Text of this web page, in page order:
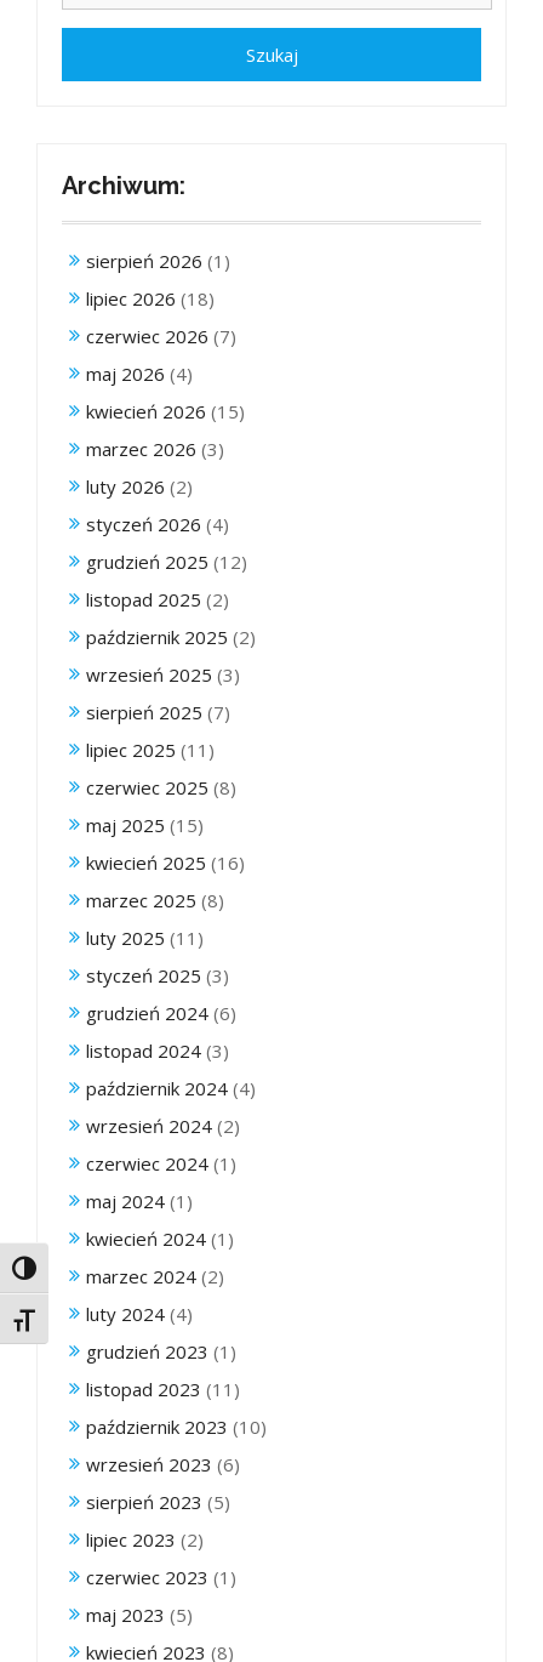
Toggle High Contrast
Toggle Font size
Archiwum:
sierpień 2026 (1)
lipiec 2026 (18)
czerwiec 2026 (7)
maj 2026 (4)
kwiecień 2026 (15)
marzec 2026 (3)
luty 2026 (2)
styczeń 2026 (4)
grudzień 2025 (12)
listopad 2025 (2)
październik 2025 (2)
wrzesień 2025 (3)
sierpień 2025 (7)
lipiec 2025 (11)
czerwiec 2025 (8)
maj 2025 (15)
kwiecień 2025 (16)
marzec 2025 (8)
luty 2025 (11)
styczeń 2025 (3)
grudzień 2024 (6)
listopad 2024 (3)
październik 2024 (4)
wrzesień 2024 (2)
czerwiec 2024 (1)
maj 2024 (1)
kwiecień 2024 (1)
marzec 2024 (2)
luty 2024 (4)
grudzień 2023 (1)
listopad 2023 (11)
październik 2023 (10)
wrzesień 2023 (6)
sierpień 2023 (5)
lipiec 2023 (2)
czerwiec 2023 (1)
maj 2023 (5)
kwiecień 2023 (8)